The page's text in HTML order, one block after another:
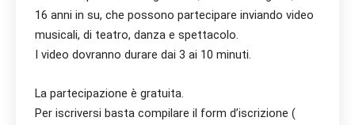
16 anni in su, che possono partecipare inviando video
musicali, di teatro, danza e spettacolo.
I video dovranno durare dai 3 ai 10 minuti.
La partecipazione è gratuita.
Per iscriversi basta compilare il form d’iscrizione (